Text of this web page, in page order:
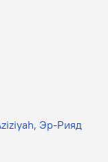
Эр-Рияд